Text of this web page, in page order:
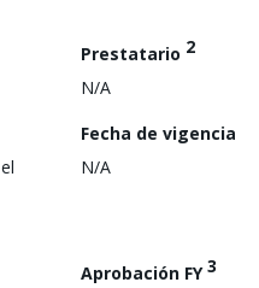
Prestatario 2
N/A
Fecha de vigencia
N/A
Aprobación FY3